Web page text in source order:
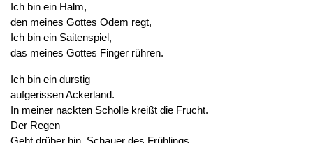
Ich bin ein Halm,
den meines Gottes Odem regt,
Ich bin ein Saitenspiel,
das meines Gottes Finger rühren.
Ich bin ein durstig
aufgerissen Ackerland.
In meiner nackten Scholle kreißt die Frucht.
Der Regen
Geht drüber hin, Schauer des Frühlings,